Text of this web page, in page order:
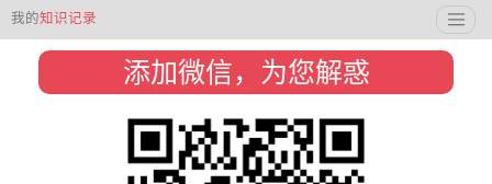
我的知识记录
添加微信，为您解惑